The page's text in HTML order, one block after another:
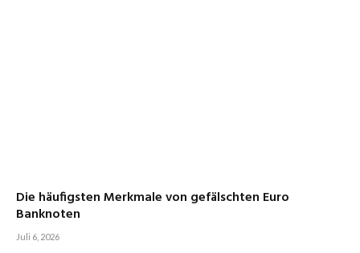
Die häufigsten Merkmale von gefälschten Euro
Banknoten
Juli 6, 2026